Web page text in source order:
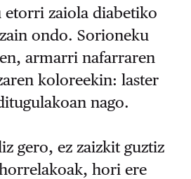
etorri zaiola diabetiko
ondo. Sorioneku
armarri nafarraren
koloreekin: laster
nago.
gero, ez zaizkit guztiz
hori ere